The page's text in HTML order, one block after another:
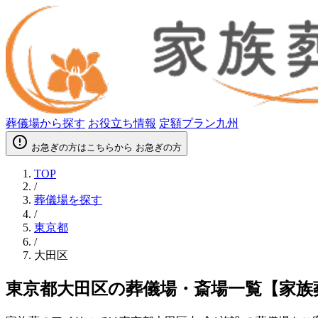
葬儀場から探す お役立ち情報 定額プラン九州
error_outline お急ぎの方はこちらから お急ぎの方
TOP
/
葬儀場を探す
/
東京都
/
大田区
東京都大田区の葬儀場・斎場一覧【家族